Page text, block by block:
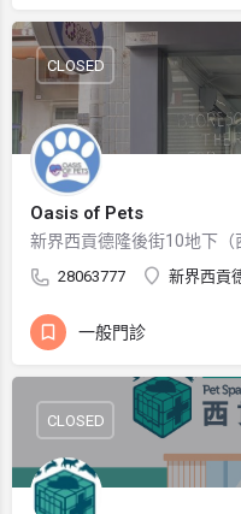
Oasis of Pets
新界西貢德隆後街10地下（
28063777 新界西貢
CLOSED
一般門診
CLOSED